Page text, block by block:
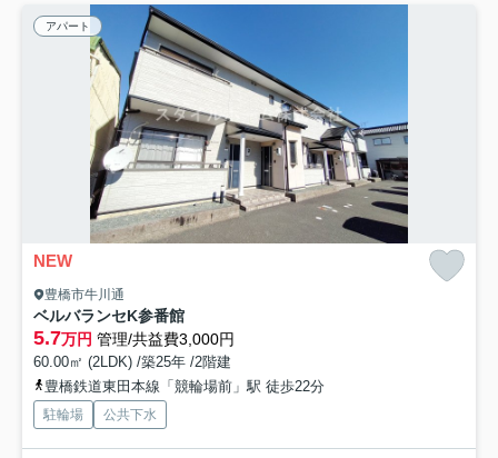
アパート
NEW
豊橋市牛川通
ベルバランセK参番館
5.7万円 管理/共益費3,000円
60.00㎡ (2LDK) /築25年 /2階建
豊橋鉄道東田本線「競輪場前」駅 徒歩22分
駐輪場 公共下水